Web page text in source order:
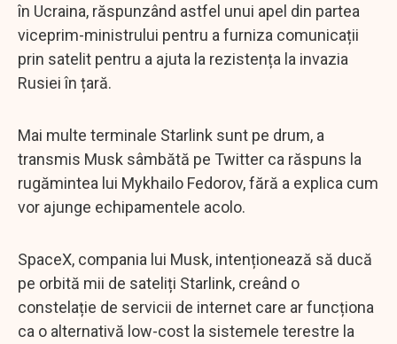
în Ucraina, răspunzând astfel unui apel din partea
viceprim-ministrului pentru a furniza comunicații
prin satelit pentru a ajuta la rezistența la invazia
Rusiei în țară.
Mai multe terminale Starlink sunt pe drum, a
transmis Musk sâmbătă pe Twitter ca răspuns la
rugămintea lui Mykhailo Fedorov, fără a explica cum
vor ajunge echipamentele acolo.
SpaceX, compania lui Musk, intenționează să ducă
pe orbită mii de sateliți Starlink, creând o
constelație de servicii de internet care ar funcționa
ca o alternativă low-cost la sistemele terestre la